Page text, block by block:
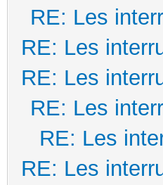
RE: Les
RE: Les
RE: Les
RE: Les
RE: Les
RE: Les